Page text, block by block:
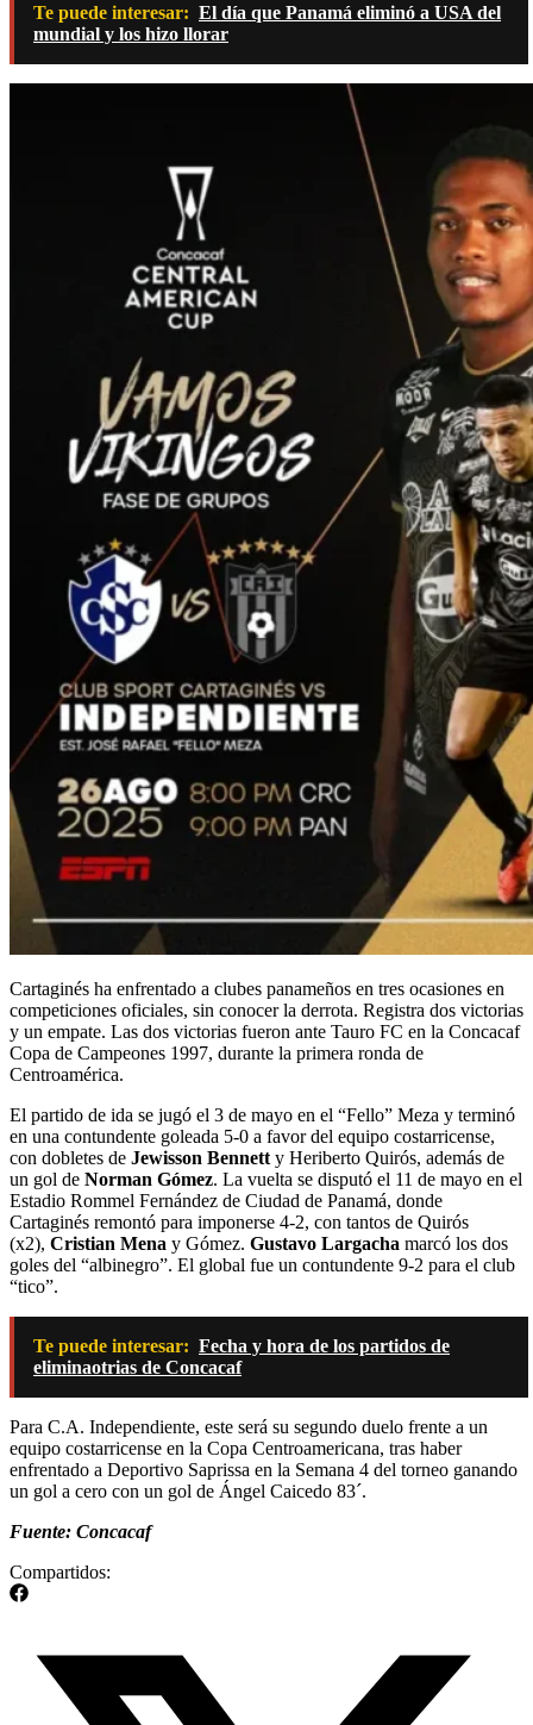
Te puede interesar: El día que Panamá eliminó a USA del
mundial y los hizo llorar
Cartaginés ha enfrentado a clubes panameños en tres ocasiones en
competiciones oficiales, sin conocer la derrota. Registra dos victorias
y un empate. Las dos victorias fueron ante Tauro FC en la Concacaf
Copa de Campeones 1997, durante la primera ronda de
Centroamérica.
El partido de ida se jugó el 3 de mayo en el “Fello” Meza y terminó
en una contundente goleada 5-0 a favor del equipo costarricense,
con dobletes de Jewisson Bennett y Heriberto Quirós, además de
un gol de Norman Gómez. La vuelta se disputó el 11 de mayo en el
Estadio Rommel Fernández de Ciudad de Panamá, donde
Cartaginés remontó para imponerse 4-2, con tantos de Quirós
(x2), Cristian Mena y Gómez. Gustavo Largacha marcó los dos
goles del “albinegro”. El global fue un contundente 9-2 para el club
“tico”.
Te puede interesar: Fecha y hora de los partidos de
eliminaotrias de Concacaf
Para C.A. Independiente, este será su segundo duelo frente a un
equipo costarricense en la Copa Centroamericana, tras haber
enfrentado a Deportivo Saprissa en la Semana 4 del torneo ganando
un gol a cero con un gol de Ángel Caicedo 83´.
Fuente: Concacaf
Compartidos: